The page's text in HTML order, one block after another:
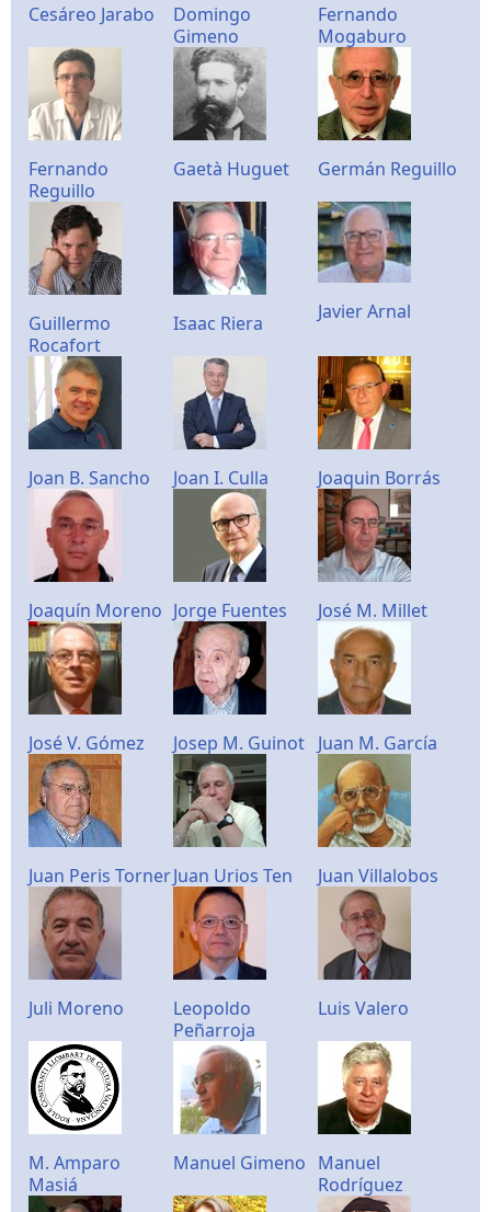
Cesáreo Jarabo
Domingo
Gimeno
Fernando
Mogaburo
Fernando
Reguillo
Gaetà Huguet Germán Reguillo
Guillermo
Rocafort
Isaac Riera Javier Arnal
Joan B. Sancho Joan I. Culla Joaquin Borrás
Joaquín Moreno Jorge Fuentes José M. Millet
José V. Gómez Josep M. Guinot Juan M. García
Juan Peris TornerJuan Urios Ten Juan Villalobos
Juli Moreno
Leopoldo
Peñarroja
Luis Valero
M. Amparo
Masiá
Manuel Gimeno Manuel
Rodríguez